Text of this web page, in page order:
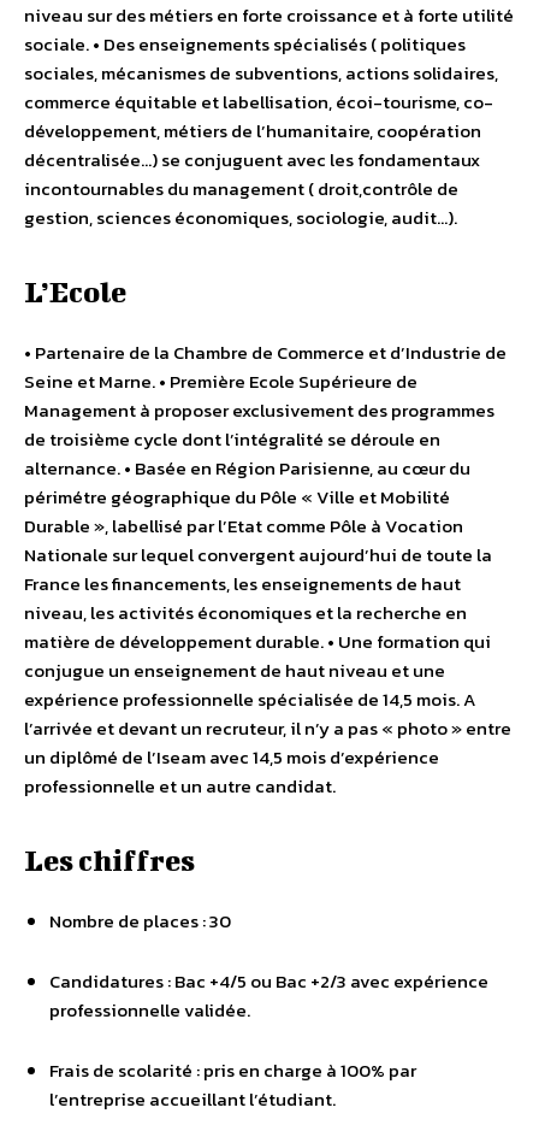
niveau sur des métiers en forte croissance et à forte utilité
sociale. • Des enseignements spécialisés ( politiques
sociales, mécanismes de subventions, actions solidaires,
commerce équitable et labellisation, écoi-tourisme, co-
développement, métiers de l’humanitaire, coopération
décentralisée…) se conjuguent avec les fondamentaux
incontournables du management ( droit,contrôle de
gestion, sciences économiques, sociologie, audit…).
L’Ecole
• Partenaire de la Chambre de Commerce et d’Industrie de
Seine et Marne. • Première Ecole Supérieure de
Management à proposer exclusivement des programmes
de troisième cycle dont l’intégralité se déroule en
alternance. • Basée en Région Parisienne, au cœur du
périmétre géographique du Pôle « Ville et Mobilité
Durable », labellisé par l’Etat comme Pôle à Vocation
Nationale sur lequel convergent aujourd’hui de toute la
France les financements, les enseignements de haut
niveau, les activités économiques et la recherche en
matière de développement durable. • Une formation qui
conjugue un enseignement de haut niveau et une
expérience professionnelle spécialisée de 14,5 mois. A
l’arrivée et devant un recruteur, il n’y a pas « photo » entre
un diplômé de l’Iseam avec 14,5 mois d’expérience
professionnelle et un autre candidat.
Les chiffres
Nombre de places : 30
Candidatures : Bac +4/5 ou Bac +2/3 avec expérience
professionnelle validée.
Frais de scolarité : pris en charge à 100% par
l’entreprise accueillant l’étudiant.